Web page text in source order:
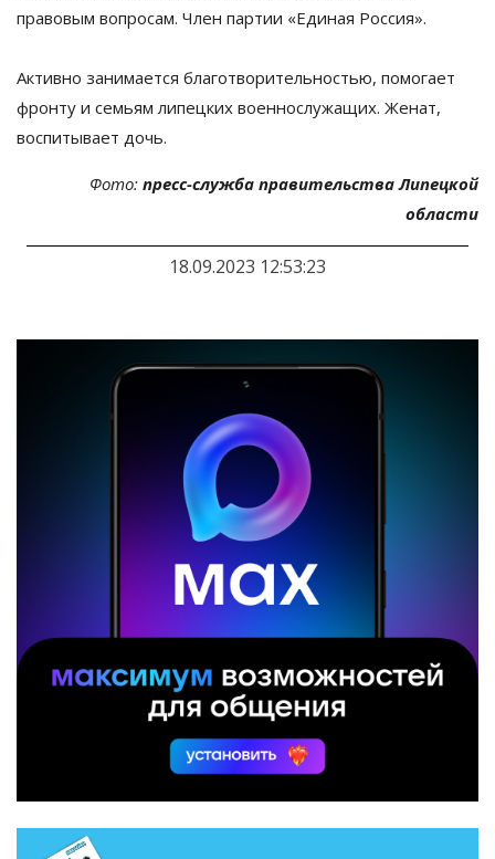
правовым вопросам. Член партии «Единая Россия».
Активно занимается благотворительностью, помогает
фронту и семьям липецких военнослужащих. Женат,
воспитывает дочь.
Фото: пресс-служба правительства Липецкой
области
18.09.2023 12:53:23